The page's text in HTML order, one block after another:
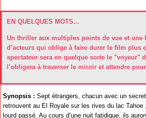
EN QUELQUES MOTS...
Un thriller aux multiples points de vue et une
d’acteurs qui oblige à faire durer le film plus
spectateur sera en quelque sorte le "voyeur"
l’obligera à traverser le miroir et attendre
Synopsis : Sept étrangers, chacun avec un
retrouvent au El Royale sur les rives du lac Tahoe
lourd passé. Au cours d’une nuit fatidique, ils